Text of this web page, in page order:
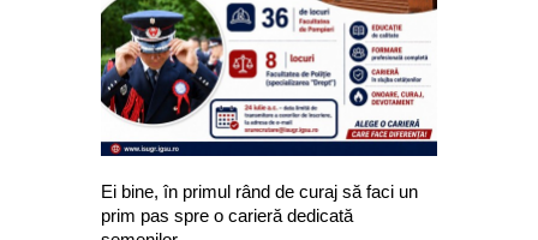
Ei bine, în primul rând de curaj să faci un
prim pas spre o carieră dedicată